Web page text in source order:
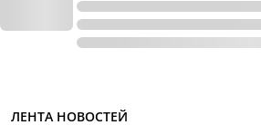
ЛЕНТА НОВОСТЕЙ